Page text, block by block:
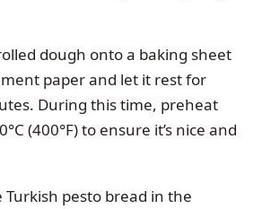
dough onto a baking sheet
paper and let it rest for
During this time, preheat
(400°F) to ensure it’s nice and
Turkish pesto bread in the